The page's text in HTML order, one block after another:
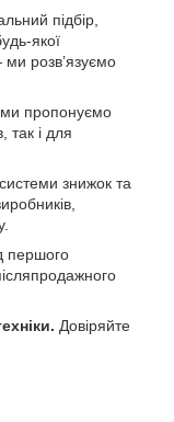
підбір,
якої
розв’язуємо
пропонуємо
так і для
знижок та
першого
Довіряйте